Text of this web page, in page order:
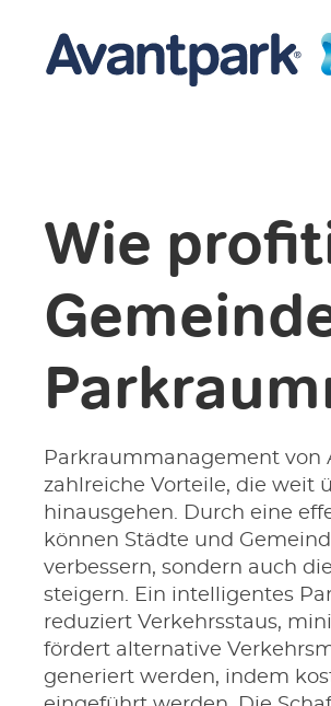
Wie
Parkraummanagement von
zahlreiche Vorteile, die weit
hinausgehen. Durch eine
können Städte und
verbessern, sondern auch
steigern. Ein intelligentes
reduziert Verkehrsstaus,
fördert alternative
generiert werden, indem